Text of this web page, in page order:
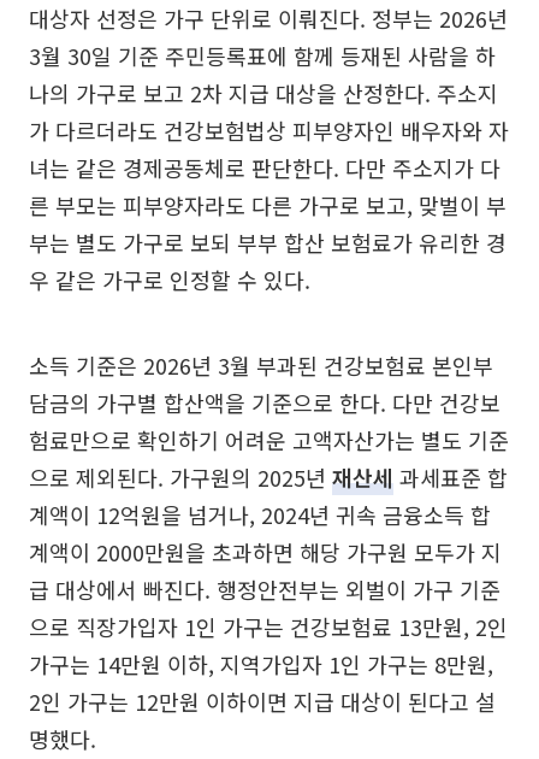
대상자 선정은 가구 단위로 이뤄진다. 정부는 2026년
3월 30일 기준 주민등록표에 함께 등재된 사람을 하
나의 가구로 보고 2차 지급 대상을 산정한다. 주소지
가 다르더라도 건강보험법상 피부양자인 배우자와 자
녀는 같은 경제공동체로 판단한다. 다만 주소지가 다
른 부모는 피부양자라도 다른 가구로 보고, 맞벌이 부
부는 별도 가구로 보되 부부 합산 보험료가 유리한 경
우 같은 가구로 인정할 수 있다.
소득 기준은 2026년 3월 부과된 건강보험료 본인부
담금의 가구별 합산액을 기준으로 한다. 다만 건강보
험료만으로 확인하기 어려운 고액자산가는 별도 기준
으로 제외된다. 가구원의 2025년 재산세과세표준 합
계액이 12억원을 넘거나, 2024년 귀속 금융소득 합
계액이 2000만원을 초과하면 해당 가구원 모두가 지
급 대상에서 빠진다. 행정안전부는 외벌이 가구 기준
으로 직장가입자 1인 가구는 건강보험료 13만원, 2인
가구는 14만원 이하, 지역가입자 1인 가구는 8만원,
2인 가구는 12만원 이하이면 지급 대상이 된다고 설
명했다.